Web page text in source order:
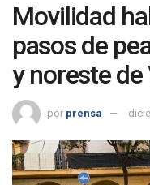
Movilidad
pasos de
y noreste de
por prensa